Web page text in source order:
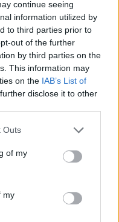
continue seeing
information utilized by
to third parties prior to
out of the further
by third parties on the
This information may
on the IAB’s List of
disclose it to other
Outs
of my
my
alla
Il contenuto di questo
inviati dai singoli lettori che
filtro preventivo. I commenti
rimossi in automatico dal